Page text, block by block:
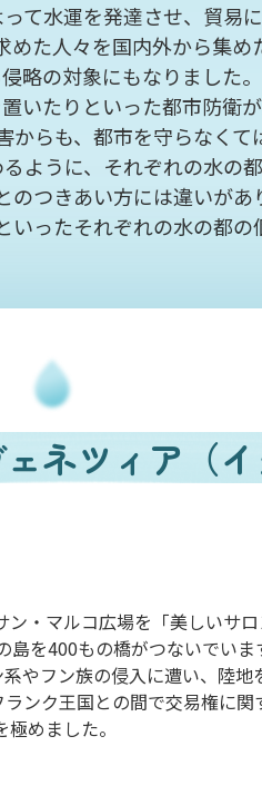
て水運を発達させ、 貿易
めた人々を国内外から集め
略の対象にもなりました。
いたりといった都市防衛が
からも、都市を守らなくて
ように、 それぞれの水の都
のつきあい方には違いがあ
いったそれぞれの水の都の
ネツィア（イ
・マルコ広場を「美しいサ
を400もの橋がつないでいま
フン族の侵入に遭い、陸地
ンク王国との間で交易権に
めました。